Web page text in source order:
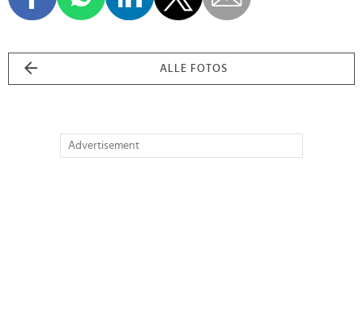
ALLE FOTOS
Advertisement